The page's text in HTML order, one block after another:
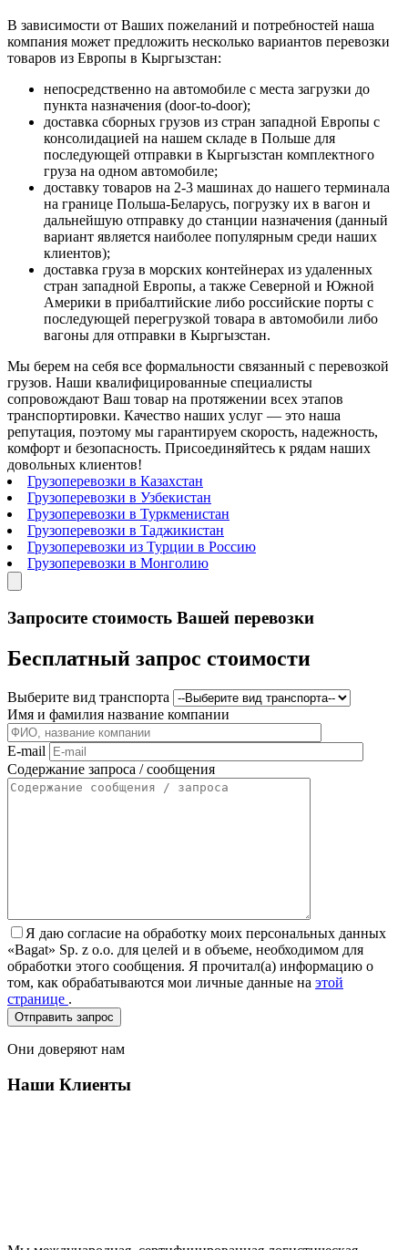
В зависимости от Ваших пожеланий и потребностей наша
компания может предложить несколько вариантов перевозки
товаров из Европы в Кыргызстан:
непосредственно на автомобиле с места загрузки до
пункта назначения (door-to-door);
доставка сборных грузов из стран западной Европы с
консолидацией на нашем складе в Польше для
последующей отправки в Кыргызстан комплектного
груза на одном автомобиле;
доставку товаров на 2-3 машинах до нашего терминала
на границе Польша-Беларусь, погрузку их в вагон и
дальнейшую отправку до станции назначения (данный
вариант является наиболее популярным среди наших
клиентов);
доставка груза в морских контейнерах из удаленных
стран западной Европы, а также Северной и Южной
Америки в прибалтийские либо российские порты с
последующей перегрузкой товара в автомобили либо
вагоны для отправки в Кыргызстан.
Мы берем на себя все формальности связанный с перевозкой
грузов. Наши квалифицированные специалисты
сопровождают Ваш товар на протяжении всех этапов
транспортировки. Качество наших услуг — это наша
репутация, поэтому мы гарантируем скорость, надежность,
комфорт и безопасность. Присоединяйтесь к рядам наших
довольных клиентов!
Грузоперевозки в Казахстан
Грузоперевозки в Узбекистан
Грузоперевозки в Туркменистан
Грузоперевозки в Таджикистан
Грузоперевозки из Турции в Россию
Грузоперевозки в Монголию
Запросите стоимость Вашей перевозки
Бесплатный запрос стоимости
Выберите вид транспорта
Имя и фамилия название компании
E-mail
Содержание запроса / сообщения
Я даю согласие на обработку моих персональных данных
«Bagat» Sp. z o.o. для целей и в объеме, необходимом для
обработки этого сообщения. Я прочитал(а) информацию о
том, как обрабатываются мои личные данные на этой
странице .
Они доверяют нам
Наши Клиенты